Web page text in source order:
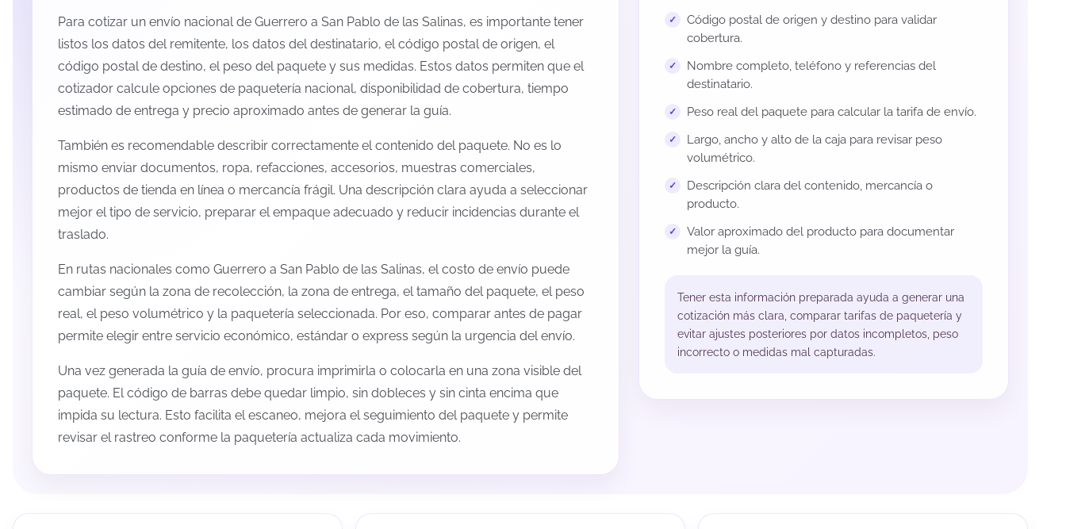
Para cotizar un envío nacional de Guerrero a San Pablo de las Salinas, es importante tener
listos los datos del remitente, los datos del destinatario, el código postal de origen, el
código postal de destino, el peso del paquete y sus medidas. Estos datos permiten que el
cotizador calcule opciones de paquetería nacional, disponibilidad de cobertura, tiempo
estimado de entrega y precio aproximado antes de generar la guía.
También es recomendable describir correctamente el contenido del paquete. No es lo
mismo enviar documentos, ropa, refacciones, accesorios, muestras comerciales,
productos de tienda en línea o mercancía frágil. Una descripción clara ayuda a seleccionar
mejor el tipo de servicio, preparar el empaque adecuado y reducir incidencias durante el
traslado.
En rutas nacionales como Guerrero a San Pablo de las Salinas, el costo de envío puede
cambiar según la zona de recolección, la zona de entrega, el tamaño del paquete, el peso
real, el peso volumétrico y la paquetería seleccionada. Por eso, comparar antes de pagar
permite elegir entre servicio económico, estándar o express según la urgencia del envío.
Una vez generada la guía de envío, procura imprimirla o colocarla en una zona visible del
paquete. El código de barras debe quedar limpio, sin dobleces y sin cinta encima que
impida su lectura. Esto facilita el escaneo, mejora el seguimiento del paquete y permite
revisar el rastreo conforme la paquetería actualiza cada movimiento.
Código postal de origen y destino para validar
cobertura.
Nombre completo, teléfono y referencias del
destinatario.
Peso real del paquete para calcular la tarifa de envío.
Largo, ancho y alto de la caja para revisar peso
volumétrico.
Descripción clara del contenido, mercancía o
producto.
Valor aproximado del producto para documentar
mejor la guía.
Tener esta información preparada ayuda a generar una
cotización más clara, comparar tarifas de paquetería y
evitar ajustes posteriores por datos incompletos, peso
incorrecto o medidas mal capturadas.